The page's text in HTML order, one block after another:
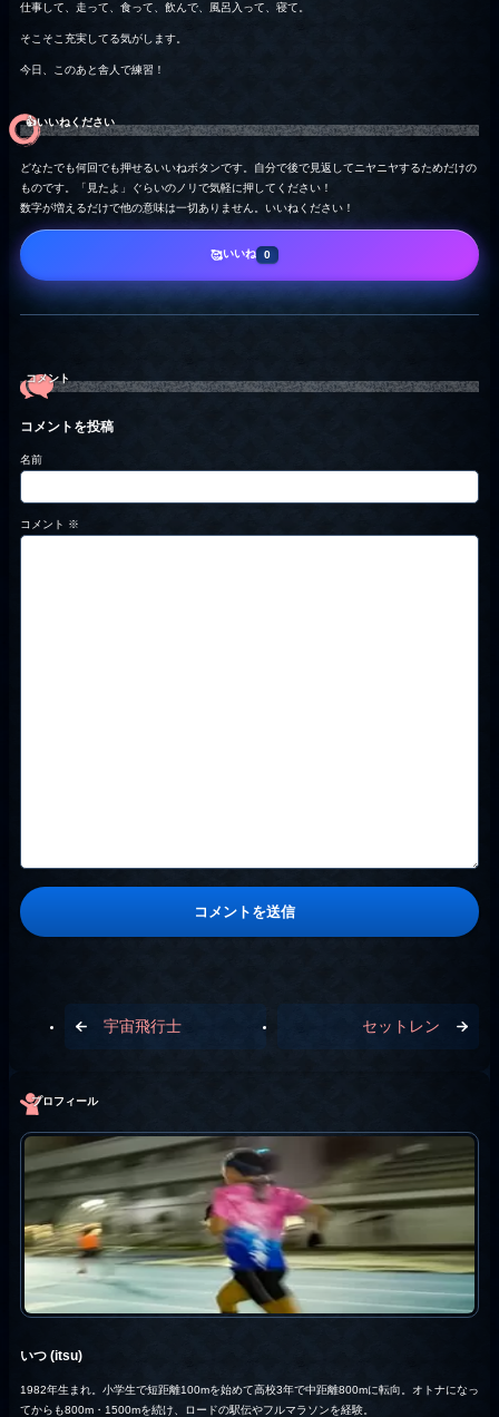
仕事して、走って、食って、飲んで、風呂入って、寝て。
そこそこ充実してる気がします。
今日、このあと舎人で練習！
👍️いいねください
どなたでも何回でも押せるいいねボタンです。自分で後で見返してニヤニヤするためだけの
ものです。「見たよ」ぐらいのノリで気軽に押してください！
数字が増えるだけで他の意味は一切ありません。いいねください！
🥰いいね 0
コメント
コメントを投稿
名前
コメント ※
宇宙飛行士 セットレン
プロフィール
いつ (itsu)
1982年生まれ。小学生で短距離100mを始めて高校3年で中距離800mに転向。オトナになっ
てからも800m・1500mを続け、ロードの駅伝やフルマラソンを経験。